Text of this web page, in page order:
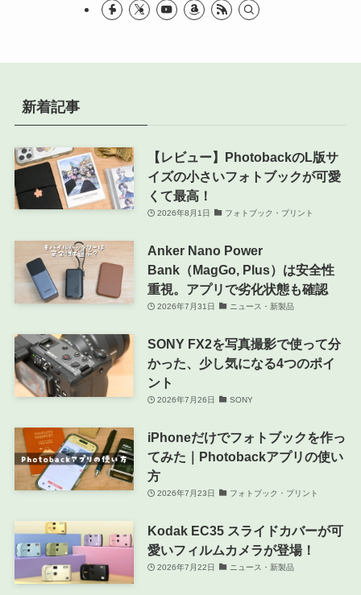
新着記事
【レビュー】PhotobackのL版サ
イズの小さいフォトブックが可愛
くて最高！
2026年8月1日 フォトブック・プリント
Anker Nano Power
Bank（MagGo, Plus）は安全性
重視。アプリで劣化状態も確認
2026年7月31日 ニュース・新製品
SONY FX2を写真撮影で使って分
かった、少し気になる4つのポイ
ント
2026年7月26日 SONY
iPhoneだけでフォトブックを作っ
てみた｜Photobackアプリの使い
方
2026年7月23日 フォトブック・プリント
Kodak EC35 スライドカバーが可
愛いフィルムカメラが登場！
2026年7月22日 ニュース・新製品